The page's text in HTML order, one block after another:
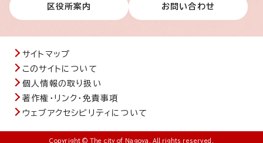
区役所案内 お問い合わせ
サイトマップ
このサイトについて
個人情報の取り扱い
著作権・リンク・免責事項
ウェブアクセシビリティについて
Copyright © The city of Nagoya. All rights reserved.